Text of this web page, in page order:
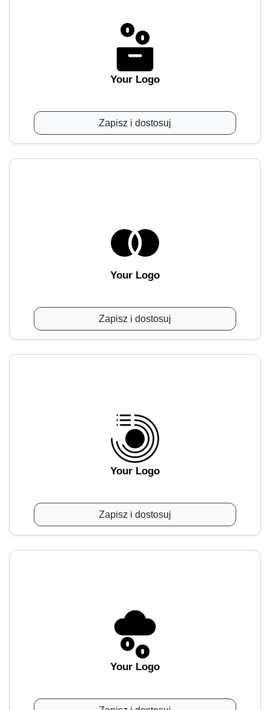
Your Logo
Zapisz i dostosuj
Your Logo
Zapisz i dostosuj
Your Logo
Zapisz i dostosuj
Your Logo